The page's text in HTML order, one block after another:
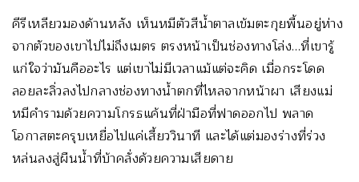
คีรีเหลียวมองด้านหลัง เห็นหมีตัวสีน้ำตาลเข้มตะกุยพื้นอยู่ห่าง
จากตัวของเขาไปไม่ถึงเมตร ตรงหน้าเป็นช่องทางโล่ง…ที่เขารู้
แก่ใจว่ามันคืออะไร แต่เขาไม่มีเวลาแม้แต่จะคิด เมื่อกระโดด
ลอยละลิ่วลงไปกลางช่องทางน้ำตกที่ไหลจากหน้าผา เสียงแม่
หมีคำรามด้วยความโกรธแค้นที่ฝ่ามือที่ฟาดออกไป พลาด
โอกาสตะครุบเหยื่อไปแค่เสี้ยววินาที และได้แต่มองร่างที่ร่วง
หล่นลงสู่ผืนน้ำที่บ้าคลั่งด้วยความเสียดาย